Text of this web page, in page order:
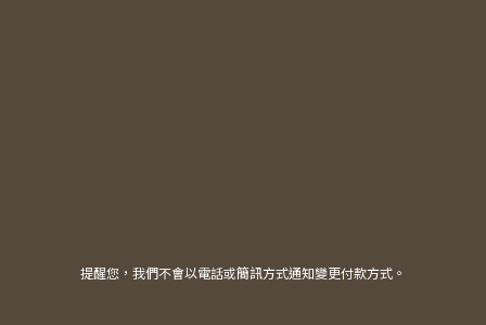
提醒您，我們不會以電話或簡訊方式通知變更付款方式。